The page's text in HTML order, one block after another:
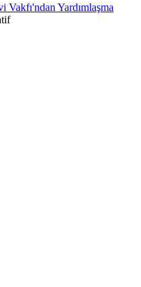
Vakfı'ndan Yardımlaşma